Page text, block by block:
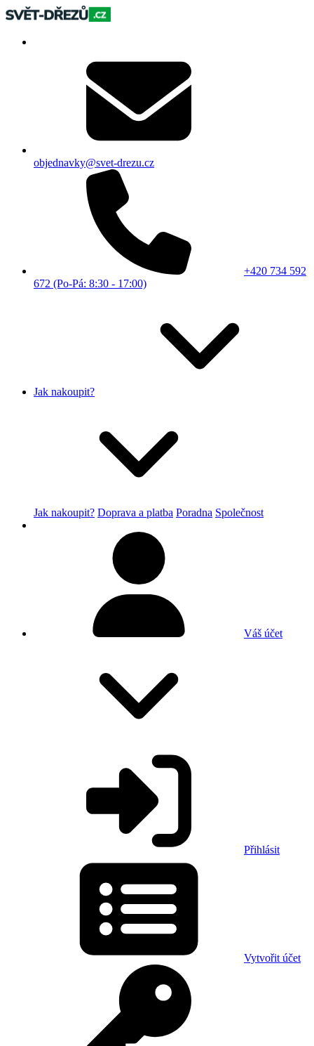
objednavky@svet-drezu.cz
+420 734 592
672 (Po-Pá: 8:30 - 17:00)
Jak nakoupit?
Jak nakoupit? Doprava a platba Poradna Společnost
Váš účet
Přihlásit
Vytvořit účet